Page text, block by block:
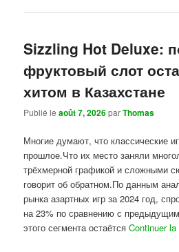
Sizzling Hot Deluxe:
фруктовый слот
хитом в Казахстане
Publié leaoût 7, 2026parThomas
Многие думают, что классические
прошлое.Что их место заняли
трёхмерной графикой и сложными
говорит об обратном.По данным
рынка азартных игр за 2024 год,
на 23% по сравнению с
этого сегмента остаётсяContinuer